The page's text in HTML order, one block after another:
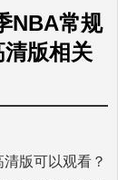
NBA常规
版相关
版可以观看？